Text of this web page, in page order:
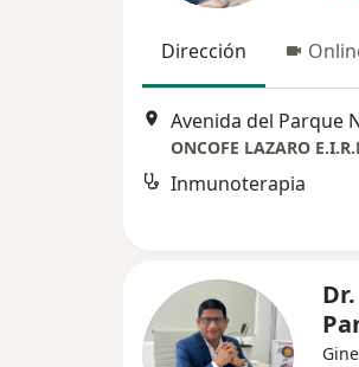
Dirección
ONCOFE LAZARO
Inmunoterapia